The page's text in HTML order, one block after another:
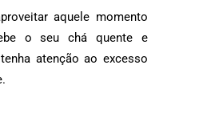
aquele momento
o seu chá quente e
atenção ao excesso